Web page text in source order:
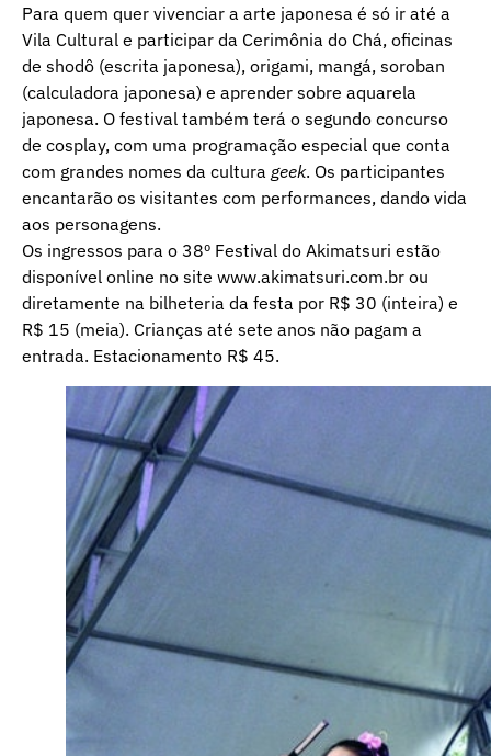
Para quem quer vivenciar a arte japonesa é só ir até a
Vila Cultural e participar da Cerimônia do Chá, oficinas
de shodô (escrita japonesa), origami, mangá, soroban
(calculadora japonesa) e aprender sobre aquarela
japonesa. O festival também terá o segundo concurso
de cosplay, com uma programação especial que conta
com grandes nomes da cultura geek. Os participantes
encantarão os visitantes com performances, dando vida
aos personagens.
Os ingressos para o 38º Festival do Akimatsuri estão
disponível online no site www.akimatsuri.com.br ou
diretamente na bilheteria da festa por R$ 30 (inteira) e
R$ 15 (meia). Crianças até sete anos não pagam a
entrada. Estacionamento R$ 45.